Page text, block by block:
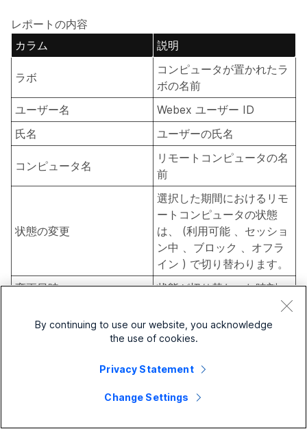
レポートの内容
カラム
説明
ラボ
コンピュータが置かれたラ
ボの名前
ユーザー名
Webex ユーザー ID
氏名
ユーザーの氏名
コンピュータ名
リモートコンピュータの名
前
状態の変更
選択した期間におけるリモ
ートコンピュータの状態
は、 (利用可能 、セッショ
ン中 、ブロック 、オフラ
イン ) で切り替わります。
変更日時
状態が切り替わった時刻
クライアント IP アドレス
クライアントコンピュータ
ューターに接続されたコン
です (セッション中
By continuing to use our website, you acknowledge
the use of cookies.
Privacy Statement
Change Settings